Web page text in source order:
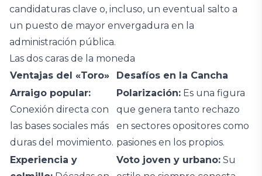
candidaturas clave o, incluso, un eventual salto a
un puesto de mayor envergadura en la
administración pública.
Las dos caras de la moneda
Ventajas del «Toro»
Desafíos en la Cancha
Arraigo popular:
Conexión directa con
las bases sociales más
duras del movimiento.
Polarización: Es una figura
que genera tanto rechazo
en sectores opositores como
pasiones en los propios.
Experiencia y
Voto joven y urbano: Su